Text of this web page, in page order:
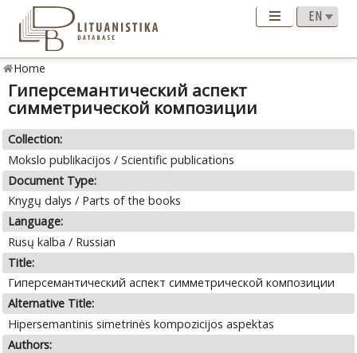
Home
Гиперсемантический аспект
симметрической композиции
Collection:
Mokslo publikacijos / Scientific publications
Document Type:
Knygų dalys / Parts of the books
Language:
Rusų kalba / Russian
Title:
Гиперсемантический аспект симметрической композиции
Alternative Title:
Hipersemantinis simetrinės kompozicijos aspektas
Authors: